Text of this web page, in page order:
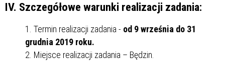
IV. Szczegółowe warunki realizacji zadania:
Termin realizacji zadania - od 9 września do 31
grudnia 2019 roku.
Miejsce realizacji zadania – Będzin.